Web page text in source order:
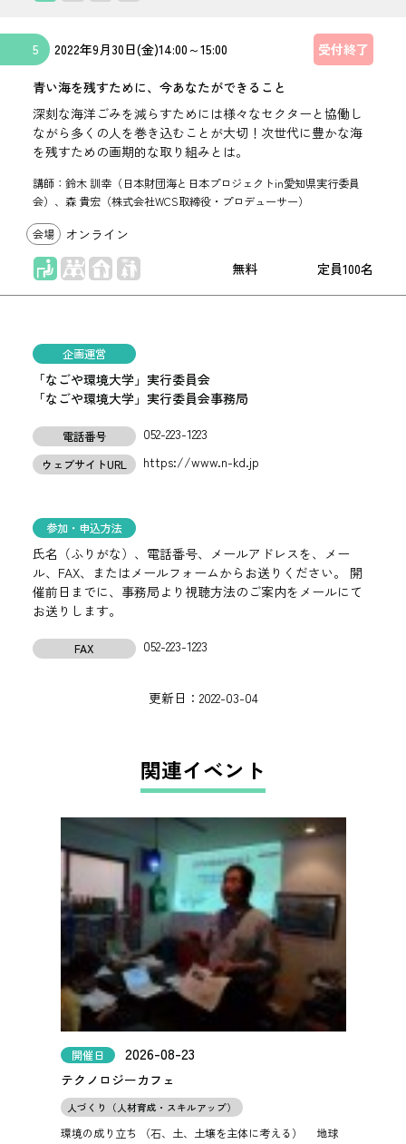
5
青い海を残すために、今あなたができること
深刻な海洋ごみを減らすためには様々なセクターと協働し
ながら多くの人を巻き込むことが大切！次世代に豊かな海
を残すための画期的な取り組みとは。
講師：鈴木 訓幸（日本財団海と日本プロジェクトin愛知県実行委員
会）、森 貴宏（株式会社WCS取締役・プロデューサー）
2022年9月30日(金)14:00 ～15:00
座学 無料 100名
オンライン
受付終了
企画運営
「なごや環境大学」実行委員会
「なごや環境大学」実行委員会事務局
電話番号 052-223-1223
ウェブサイトURL https://www.n-kd.jp
参加・申込方法
氏名（ふりがな）、電話番号、メールアドレスを、メー
ル、FAX、またはメールフォームからお送りください。 開
催前日までに、事務局より視聴方法のご案内をメールにて
お送りします。
FAX 052-223-1223
更新日： 2022-03-04
関連イベント
開催日 2026-08-23
テクノロジーカフェ
人づくり（人材育成・スキルアップ）
環境の成り立ち （石、土、土壌を主体に考える）
地球